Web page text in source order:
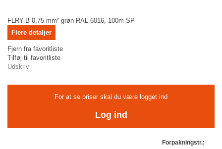
FLRY-B 0,75 mm² grøn RAL 6016, 100m SP
Flere detaljer
Fjern fra favoritliste
Tilføj til favoritliste
Udskriv
For at se priser skal du være logget ind
Log ind
Forpakningstr.: